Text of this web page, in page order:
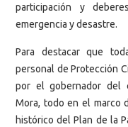
participación y
emergencia y desastre.
Para destacar que
personal de Protección
por el gobernador del
Mora, todo en el marco
histórico del Plan de la